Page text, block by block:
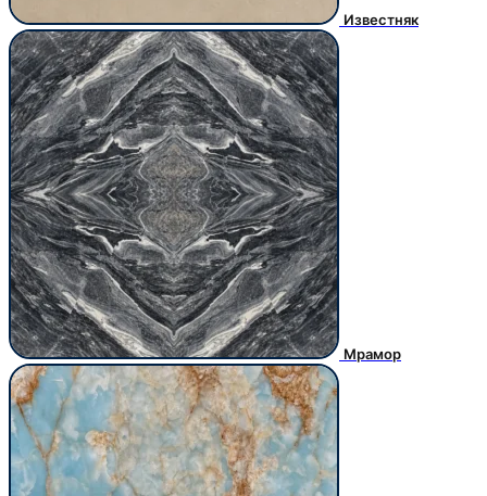
Известняк
Мрамор